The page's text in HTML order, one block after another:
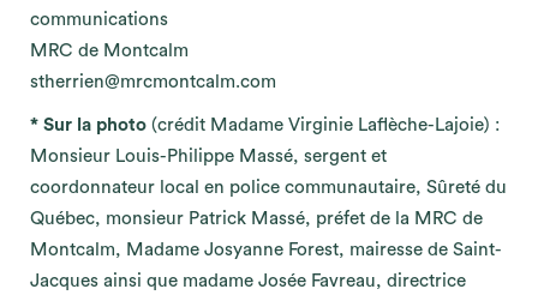
communications
MRC de Montcalm
stherrien@mrcmontcalm.com
* Sur la photo (crédit Madame Virginie Laflèche-Lajoie) :
Monsieur Louis-Philippe Massé, sergent et
coordonnateur local en police communautaire, Sûreté du
Québec, monsieur Patrick Massé, préfet de la MRC de
Montcalm, Madame Josyanne Forest, mairesse de Saint-
Jacques ainsi que madame Josée Favreau, directrice